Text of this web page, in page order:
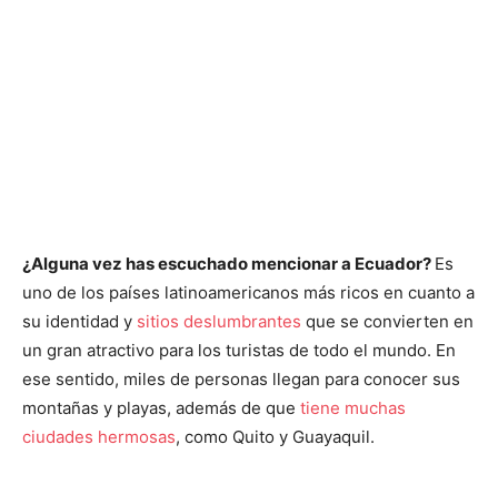
¿Alguna vez has escuchado mencionar a Ecuador? Es
uno de los países latinoamericanos más ricos en cuanto a
su identidad y sitios deslumbrantes que se convierten en
un gran atractivo para los turistas de todo el mundo. En
ese sentido, miles de personas llegan para conocer sus
montañas y playas, además de que tiene muchas
ciudades hermosas, como Quito y Guayaquil.